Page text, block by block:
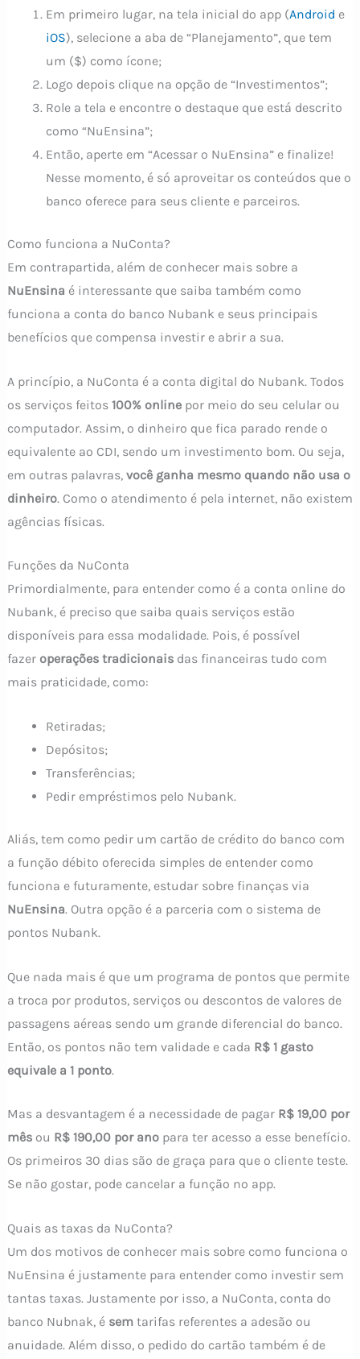
Em primeiro lugar, na tela inicial do app (Android e
iOS), selecione a aba de “Planejamento”, que tem
um ($) como ícone;
Logo depois clique na opção de “Investimentos”;
Role a tela e encontre o destaque que está descrito
como “NuEnsina”;
Então, aperte em “Acessar o NuEnsina” e finalize!
Nesse momento, é só aproveitar os conteúdos que o
banco oferece para seus cliente e parceiros.
Como funciona a NuConta?
Em contrapartida, além de conhecer mais sobre a
NuEnsina é interessante que saiba também como
funciona a conta do banco Nubank e seus principais
benefícios que compensa investir e abrir a sua.
A princípio, a NuConta é a conta digital do Nubank. Todos
os serviços feitos 100% online por meio do seu celular ou
computador. Assim, o dinheiro que fica parado rende o
equivalente ao CDI, sendo um investimento bom. Ou seja,
em outras palavras, você ganha mesmo quando não usa o
dinheiro. Como o atendimento é pela internet, não existem
agências físicas.
Funções da NuConta
Primordialmente, para entender como é a conta online do
Nubank, é preciso que saiba quais serviços estão
disponíveis para essa modalidade. Pois, é possível
fazer operações tradicionais das financeiras tudo com
mais praticidade, como:
Retiradas;
Depósitos;
Transferências;
Pedir empréstimos pelo Nubank.
Aliás, tem como pedir um cartão de crédito do banco com
a função débito oferecida simples de entender como
funciona e futuramente, estudar sobre finanças via
NuEnsina. Outra opção é a parceria com o sistema de
pontos Nubank.
Que nada mais é que um programa de pontos que permite
a troca por produtos, serviços ou descontos de valores de
passagens aéreas sendo um grande diferencial do banco.
Então, os pontos não tem validade e cada R$ 1 gasto
equivale a 1 ponto.
Mas a desvantagem é a necessidade de pagar R$ 19,00 por
mês ou R$ 190,00 por anopara ter acesso a esse benefício.
Os primeiros 30 dias são de graça para que o cliente teste.
Se não gostar, pode cancelar a função no app.
Quais as taxas da NuConta?
Um dos motivos de conhecer mais sobre como funciona o
NuEnsina é justamente para entender como investir sem
tantas taxas. Justamente por isso, a NuConta, conta do
banco Nubnak, é semtarifas referentes a adesão ou
anuidade. Além disso, o pedido do cartão também é de